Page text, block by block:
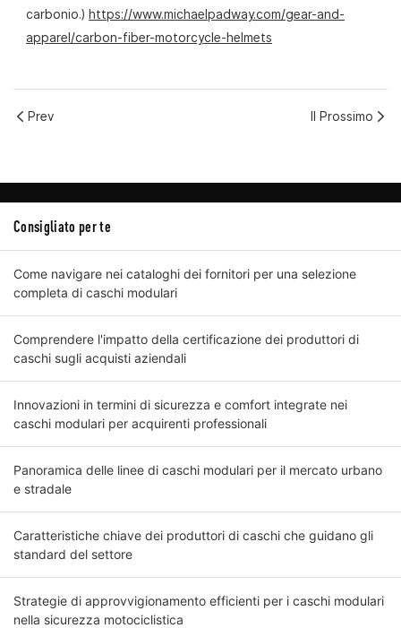
carbonio.) https://www.michaelpadway.com/gear-and-
apparel/carbon-fiber-motorcycle-helmets
Prev Il Prossimo
Consigliato per te
Come navigare nei cataloghi dei fornitori per una selezione
completa di caschi modulari
Comprendere l'impatto della certificazione dei produttori di
caschi sugli acquisti aziendali
Innovazioni in termini di sicurezza e comfort integrate nei
caschi modulari per acquirenti professionali
Panoramica delle linee di caschi modulari per il mercato urbano
e stradale
Caratteristiche chiave dei produttori di caschi che guidano gli
standard del settore
Strategie di approvvigionamento efficienti per i caschi modulari
nella sicurezza motociclistica